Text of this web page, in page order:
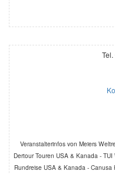
Veranstalterinfos von Meiers
Dertour Touren USA & Kanada -
Rundreise USA & Kanada -